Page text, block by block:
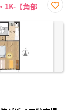
1K-【角部
に入